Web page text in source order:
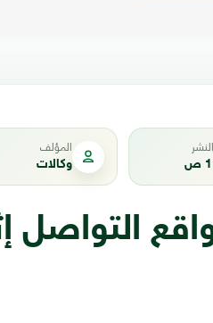
المؤلف
وكالات
التواصل